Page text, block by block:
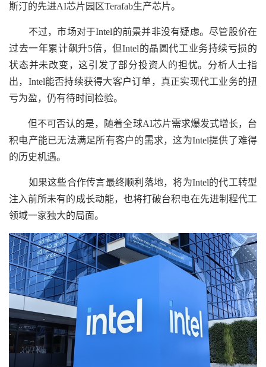
斯汀的先进AI芯片园区Terafab生产芯片。
不过，市场对于Intel的前景并非没有疑虑。尽管股价在
过去一年累计飙升5倍，但Intel的晶圆代工业务持续亏损的
状态并未改变，这引发了部分投资人的担忧。分析人士指
出，Intel能否持续获得大客户订单，真正实现代工业务的扭
亏为盈，仍有待时间检验。
但不可否认的是，随着全球AI芯片需求爆发式增长，台
积电产能已无法满足所有客户的需求，这为Intel提供了难得
的历史机遇。
如果这些合作传言最终顺利落地，将为Intel的代工转型
注入前所未有的成长动能，也将打破台积电在先进制程代工
领域一家独大的局面。